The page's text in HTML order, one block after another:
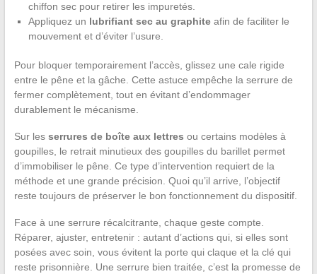
chiffon sec pour retirer les impuretés.
Appliquez un lubrifiant sec au graphiteafin de faciliter le
mouvement et d’éviter l’usure.
Pour bloquer temporairement l’accès, glissez une cale rigide
entre le pêne et la gâche. Cette astuce empêche la serrure de
fermer complètement, tout en évitant d’endommager
durablement le mécanisme.
Sur les serrures de boîte aux lettres ou certains modèles à
goupilles, le retrait minutieux des goupilles du barillet permet
d’immobiliser le pêne. Ce type d’intervention requiert de la
méthode et une grande précision. Quoi qu’il arrive, l’objectif
reste toujours de préserver le bon fonctionnement du dispositif.
Face à une serrure récalcitrante, chaque geste compte.
Réparer, ajuster, entretenir : autant d’actions qui, si elles sont
posées avec soin, vous évitent la porte qui claque et la clé qui
reste prisonnière. Une serrure bien traitée, c’est la promesse de